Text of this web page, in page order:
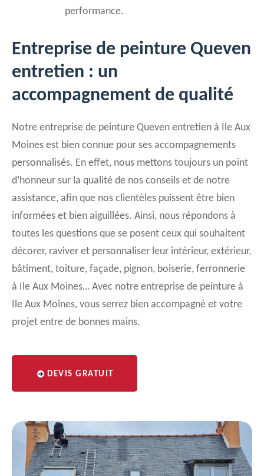
performance.
Entreprise de peinture Queven
entretien : un
accompagnement de qualité
Notre entreprise de peinture Queven entretien à Ile Aux
Moines est bien connue pour ses accompagnements
personnalisés. En effet, nous mettons toujours un point
d’honneur sur la qualité de nos conseils et de notre
assistance, afin que nos clientèles puissent être bien
informées et bien aiguillées. Ainsi, nous répondons à
toutes les questions que se posent ceux qui souhaitent
décorer, raviver et personnaliser leur intérieur, extérieur,
bâtiment, toiture, façade, pignon, boiserie, ferronnerie
à Ile Aux Moines… Avec notre entreprise de peinture à
Ile Aux Moines, vous serrez bien accompagné et votre
projet entre de bonnes mains.
DEVIS GRATUIT